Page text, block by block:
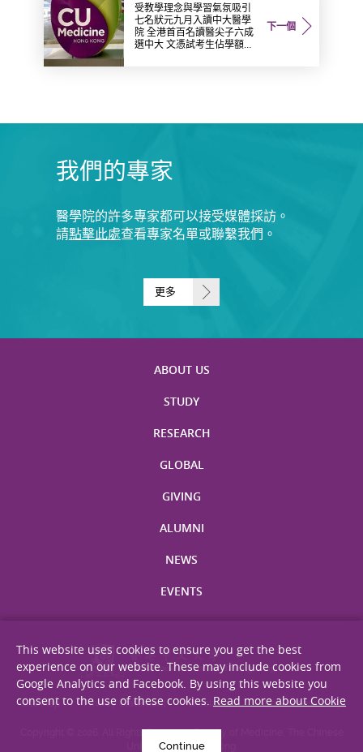
下一個
受教學理念與學習氣氛吸引
七名狀元九月入讀中大醫學
院 全港首百名讀醫尖子六成
選中大 文憑試考生佔學額七
我們的專家
醫學院的許多專家都可以接受媒體採訪。
請點擊此處查看專家名單或聯繫我們。
更多
ABOUT US
STUDY
RESEARCH
GLOBAL
GIVING
ALUMNI
NEWS
EVENTS
Site Map Privacy Statement Disclaimer Web Accessibility
Copyright © 2026. All Rights Reserved. Faculty of Medicine, The Chinese
University of Hong Kong.
This website uses cookies to ensure you get the best
experience on our website. These may include cookies from
Google Analytics and Facebook. By using this website you
consent to the use of these cookies. Read more about Cookie
Continue